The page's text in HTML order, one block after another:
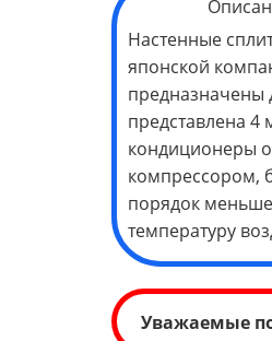
Настенные
японской
предназначены
представлена
кондиционеры
компрессором,
порядок
температуру
Уважаемые